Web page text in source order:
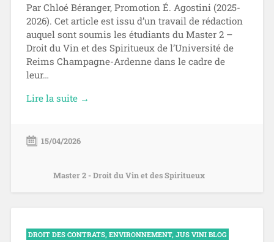
Par Chloé Béranger, Promotion É. Agostini (2025-
2026). Cet article est issu d’un travail de rédaction
auquel sont soumis les étudiants du Master 2 –
Droit du Vin et des Spiritueux de l’Université de
Reims Champagne-Ardenne dans le cadre de
leur…
Lire la suite →
15/04/2026
Master 2 - Droit du Vin et des Spiritueux
DROIT DES CONTRATS, ENVIRONNEMENT, JUS VINI BLOG